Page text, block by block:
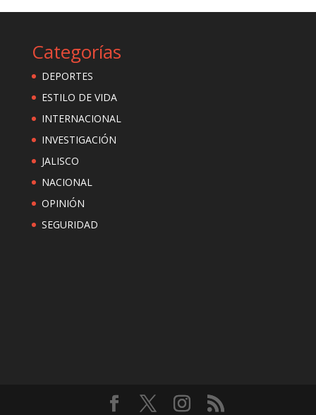
Categorías
DEPORTES
ESTILO DE VIDA
INTERNACIONAL
INVESTIGACIÓN
JALISCO
NACIONAL
OPINIÓN
SEGURIDAD